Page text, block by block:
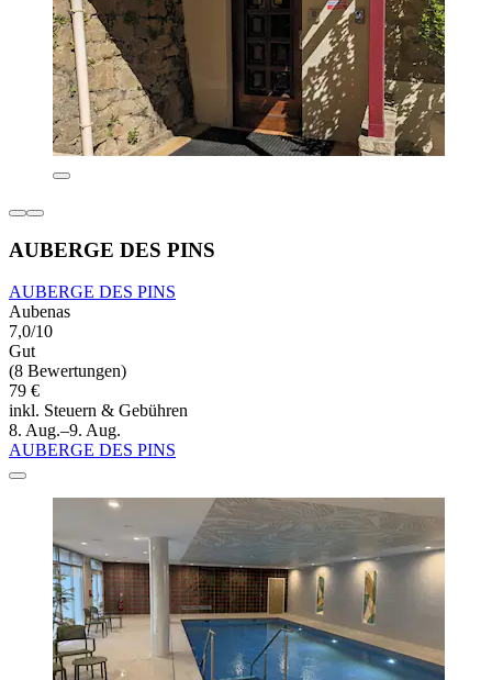
AUBERGE DES PINS
AUBERGE DES PINS
Aubenas
7,0/10
Gut
(8 Bewertungen)
79 €
inkl. Steuern & Gebühren
8. Aug.–9. Aug.
AUBERGE DES PINS